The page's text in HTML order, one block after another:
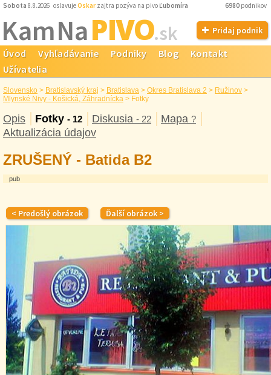
Sobota 8.8.2026 oslavujeOskar zajtra pozýva na pivo Ľubomíra 6980 podnikov
Kam NaPIVO.sk Pridaj podnik
Úvod Vyhľadávanie Podniky Blog
Kontakt
Užívatelia
Slovensko > Bratislavský kraj > Bratislava > Okres Bratislava 2 > Ružinov >
Mlynské Nivy - Košická, Záhradnícka > Fotky
Opis Fotky - 12 Diskusia - 22 Mapa ?
Aktualizácia údajov
ZRUŠENÝ - Batida B2
pub